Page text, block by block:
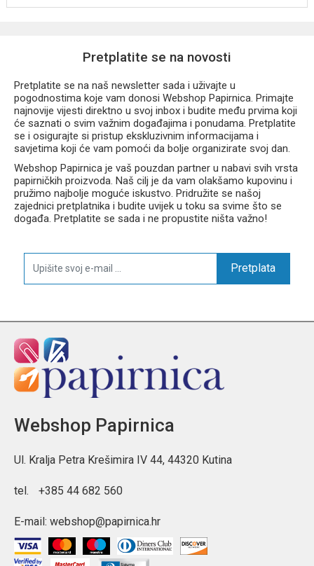
Pretplatite se na novosti
Pretplatite se na naš newsletter sada i uživajte u
pogodnostima koje vam donosi Webshop Papirnica. Primajte
najnovije vijesti direktno u svoj inbox i budite među prvima koji
će saznati o svim važnim događajima i ponudama. Pretplatite
se i osigurajte si pristup ekskluzivnim informacijama i
savjetima koji će vam pomoći da bolje organizirate svoj dan.
Webshop Papirnica je vaš pouzdan partner u nabavi svih vrsta
papirničkih proizvoda. Naš cilj je da vam olakšamo kupovinu i
pružimo najbolje moguće iskustvo. Pridružite se našoj
zajednici pretplatnika i budite uvijek u toku sa svime što se
događa. Pretplatite se sada i ne propustite ništa važno!
Pretplata
Webshop Papirnica
Ul. Kralja Petra Krešimira IV 44, 44320 Kutina
tel. +385 44 682 560
E-mail: webshop@papirnica.hr